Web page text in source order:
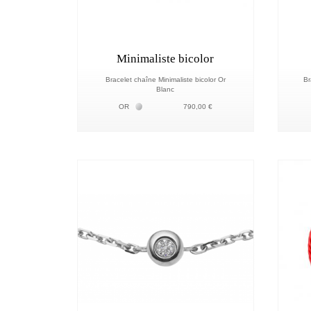
Minimaliste bicolor
Bracelet chaîne Minimaliste bicolor Or
Blanc
OR Белое золото 18К
790,00 €